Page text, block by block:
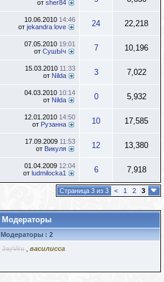
от sher84
10.06.2010 14:46
от jekandra love 24 22,218
07.05.2010 19:01
от СушЫч 7 10,196
15.03.2010 11:33
от Nilda 3 7,022
04.03.2010 10:14
от Nilda 0 5,932
12.01.2010 14:50
от Рузанна 10 17,585
17.09.2009 11:53
от Викуля 12 13,380
01.04.2009 12:04
от ludmilocka1 6 7,918
Страница 3 из 3 < 1 2 3
Модераторы
Модераторы : 2
JayViru василисса